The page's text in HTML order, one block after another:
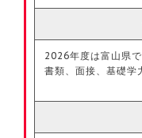
2026年度は富山県
書類、面接、基礎学